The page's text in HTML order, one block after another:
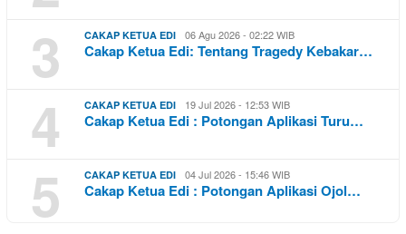
3 CAKAP KETUA EDI 06 Agu 2026 - 02:22 WIB
Cakap Ketua Edi: Tentang Tragedy Kebakar…
4 CAKAP KETUA EDI 19 Jul 2026 - 12:53 WIB
Cakap Ketua Edi : Potongan Aplikasi Turu…
5 CAKAP KETUA EDI 04 Jul 2026 - 15:46 WIB
Cakap Ketua Edi : Potongan Aplikasi Ojol…